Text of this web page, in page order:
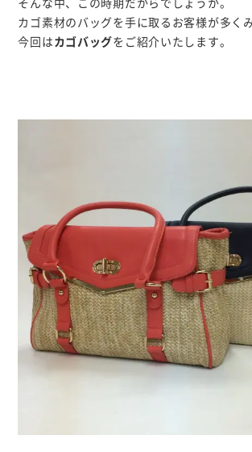
そんな中、この時期だからでしょうか。
カゴ素材のバッグを手に取るお客様が多く
今回は カゴバッグ をご紹介いたします。